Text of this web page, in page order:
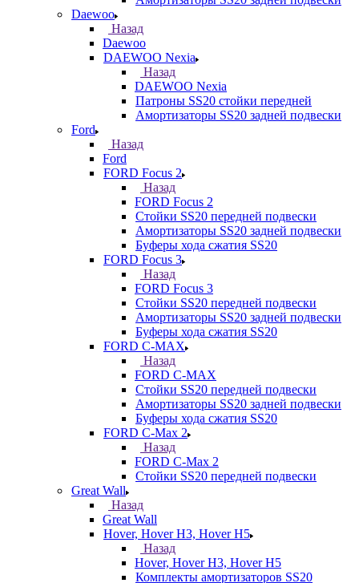
Daewoo
Назад
Daewoo
DAEWOO Nexia
Назад
DAEWOO Nexia
Патроны SS20 стойки передней
Амортизаторы SS20 задней подвески
Ford
Назад
Ford
FORD Focus 2
Назад
FORD Focus 2
Стойки SS20 передней подвески
Амортизаторы SS20 задней подвески
Буферы хода сжатия SS20
FORD Focus 3
Назад
FORD Focus 3
Стойки SS20 передней подвески
Амортизаторы SS20 задней подвески
Буферы хода сжатия SS20
FORD С-MAX
Назад
FORD С-MAX
Стойки SS20 передней подвески
Амортизаторы SS20 задней подвески
Буферы хода сжатия SS20
FORD C-Max 2
Назад
FORD C-Max 2
Стойки SS20 передней подвески
Great Wall
Назад
Great Wall
Hover, Hover H3, Hover H5
Назад
Hover, Hover H3, Hover H5
Комплекты амортизаторов SS20